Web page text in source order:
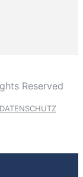
Reserved
DATENSCHUTZ